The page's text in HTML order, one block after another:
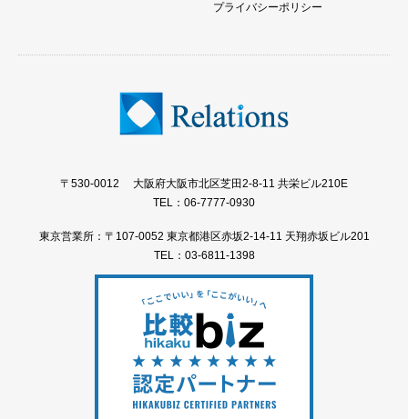
プライバシーポリシー
〒530-0012 大阪府大阪市北区芝田2-8-11 共栄ビル210E
TEL：06-7777-0930
東京営業所：〒107-0052 東京都港区赤坂2-14-11 天翔赤坂ビル201
TEL：03-6811-1398